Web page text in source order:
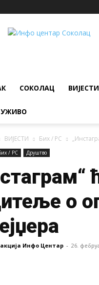
ИНФО
СОКОЛАЦ ВИЈЕСТИ
ВИЈЕСТИ Бих / РС
/ РС Друштво
о
Инфо Центар - 26.